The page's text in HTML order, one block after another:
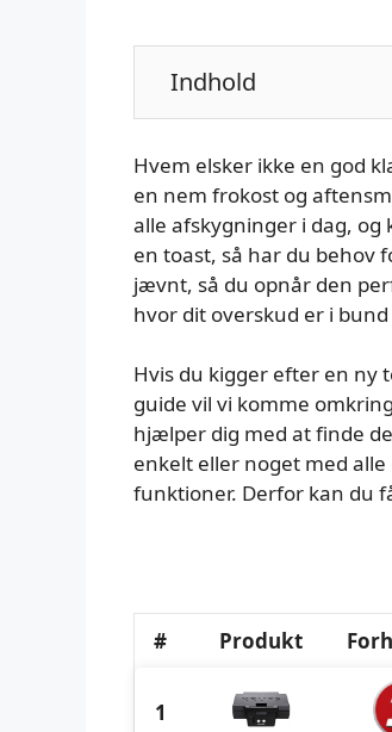
Indhold
Hvem elsker ikke en god
en nem frokost og
alle afskygninger i dag, og
en toast, så har du behov
jævnt, så du opnår den
hvor dit overskud er i
Hvis du kigger efter en ny
guide vil vi komme
hjælper dig med at finde
enkelt eller noget med
funktioner. Derfor kan du
# Produkt
1